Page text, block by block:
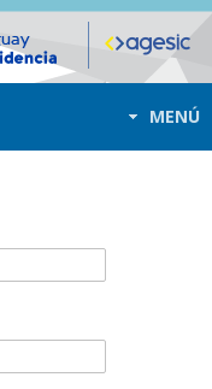
MENÚ